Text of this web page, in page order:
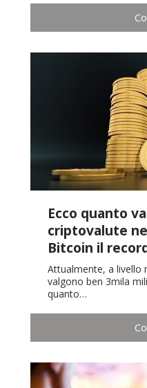
Ecco quanto
criptovalute
Bitcoin il
Attualmente, a livello
valgono ben 3mila
quanto…